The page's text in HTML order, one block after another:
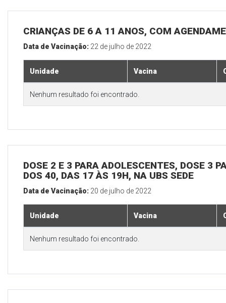
CRIANÇAS DE 6 A 11 ANOS, COM
Data de Vacinação: 22 de julho de 2022
Unidade Vacina
Nenhum resultado foi encontrado.
DOSE 2 E 3 PARA ADOLESCENTES, DOSE 3
DOS 40, DAS 17 ÀS 19H, NA UBS SEDE
Data de Vacinação: 20 de julho de 2022
Unidade Vacina
Nenhum resultado foi encontrado.